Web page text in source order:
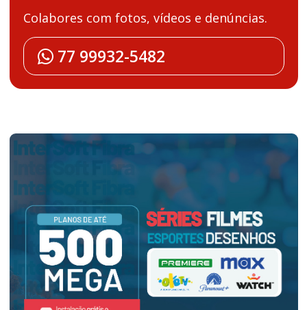
Colabores com fotos, vídeos e denúncias.
77 99932-5482